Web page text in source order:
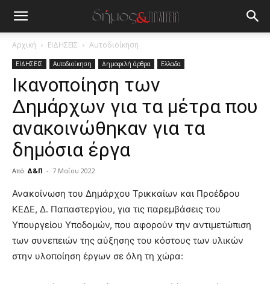
Αρχική ΕΙΔΗΣΕΙΣ Αυτοδιοίκηση
ΕΙΔΗΣΕΙΣ Αυτοδιοίκηση Δημοφιλή άρθρα Ελλαδα
Ικανοποίηση των
Δημάρχων για τα μέτρα που
ανακοινώθηκαν για τα
δημόσια έργα
Από Δ&Π - 7 Μαΐου 2022
blonde
lesbians
hot
cam
show. desi
Ανακοίνωση του Δημάρχου Τρικκαίων και Προέδρου
ΚΕΔΕ, Δ. Παπαστεργίου, για τις παρεμβάσεις του
Υπουργείου Υποδομών, που αφορούν την αντιμετώπιση
των συνεπειών της αύξησης του κόστους των υλικών
στην υλοποίηση έργων σε όλη τη χώρα: